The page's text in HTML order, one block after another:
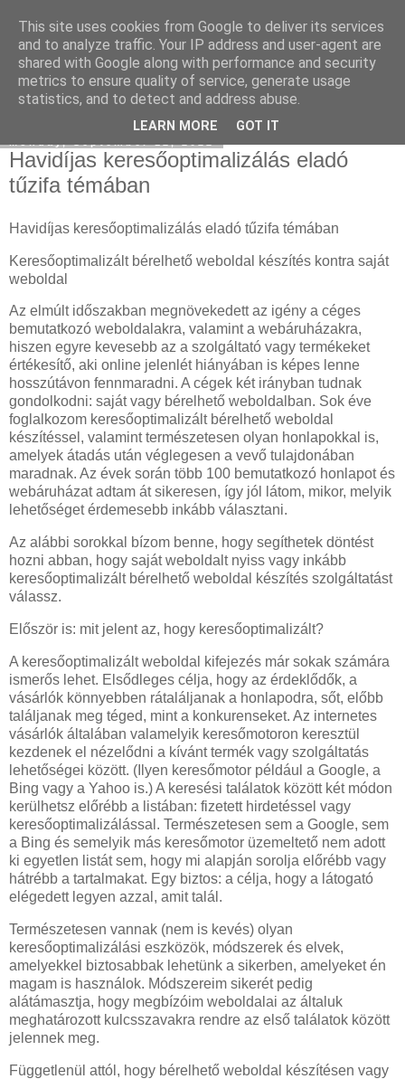
Katalizátor felvásárlás
Havidíjas keresőoptimalizálás eladó
tűzifa témában
Havidíjas keresőoptimalizálás eladó tűzifa témában
Keresőoptimalizált bérelhető weboldal készítés kontra saját
weboldal
Az elmúlt időszakban megnövekedett az igény a céges
bemutatkozó weboldalakra, valamint a webáruházakra,
hiszen egyre kevesebb az a szolgáltató vagy termékeket
értékesítő, aki online jelenlét hiányában is képes lenne
hosszútávon fennmaradni. A cégek két irányban tudnak
gondolkodni: saját vagy bérelhető weboldalban. Sok éve
foglalkozom keresőoptimalizált bérelhető weboldal
készítéssel, valamint természetesen olyan honlapokkal is,
amelyek átadás után véglegesen a vevő tulajdonában
maradnak. Az évek során több 100 bemutatkozó honlapot és
webáruházat adtam át sikeresen, így jól látom, mikor, melyik
lehetőséget érdemesebb inkább választani.
Az alábbi sorokkal bízom benne, hogy segíthetek döntést
hozni abban, hogy saját weboldalt nyiss vagy inkább
keresőoptimalizált bérelhető weboldal készítés szolgáltatást
válassz.
Először is: mit jelent az, hogy keresőoptimalizált?
A keresőoptimalizált weboldal kifejezés már sokak számára
ismerős lehet. Elsődleges célja, hogy az érdeklődők, a
vásárlók könnyebben rátaláljanak a honlapodra, sőt, előbb
találjanak meg téged, mint a konkurenseket. Az internetes
vásárlók általában valamelyik keresőmotoron keresztül
kezdenek el nézelődni a kívánt termék vagy szolgáltatás
lehetőségei között. (Ilyen keresőmotor például a Google, a
Bing vagy a Yahoo is.) A keresési találatok között két módon
kerülhetsz előrébb a listában: fizetett hirdetéssel vagy
keresőoptimalizálással. Természetesen sem a Google, sem
a Bing és semelyik más keresőmotor üzemeltető nem adott
ki egyetlen listát sem, hogy mi alapján sorolja előrébb vagy
hátrébb a tartalmakat. Egy biztos: a célja, hogy a látogató
elégedett legyen azzal, amit talál.
Természetesen vannak (nem is kevés) olyan
keresőoptimalizálási eszközök, módszerek és elvek,
amelyekkel biztosabbak lehetünk a sikerben, amelyeket én
magam is használok. Módszereim sikerét pedig
alátámasztja, hogy megbízóim weboldalai az általuk
meghatározott kulcsszavakra rendre az első találatok között
jelennek meg.
Függetlenül attól, hogy bérelhető weboldal készítésen vagy
This site uses cookies from Google to deliver its services
and to analyze traffic. Your IP address and user-agent are
shared with Google along with performance and security
metrics to ensure quality of service, generate usage
statistics, and to detect and address abuse.
LEARN MORE GOT IT